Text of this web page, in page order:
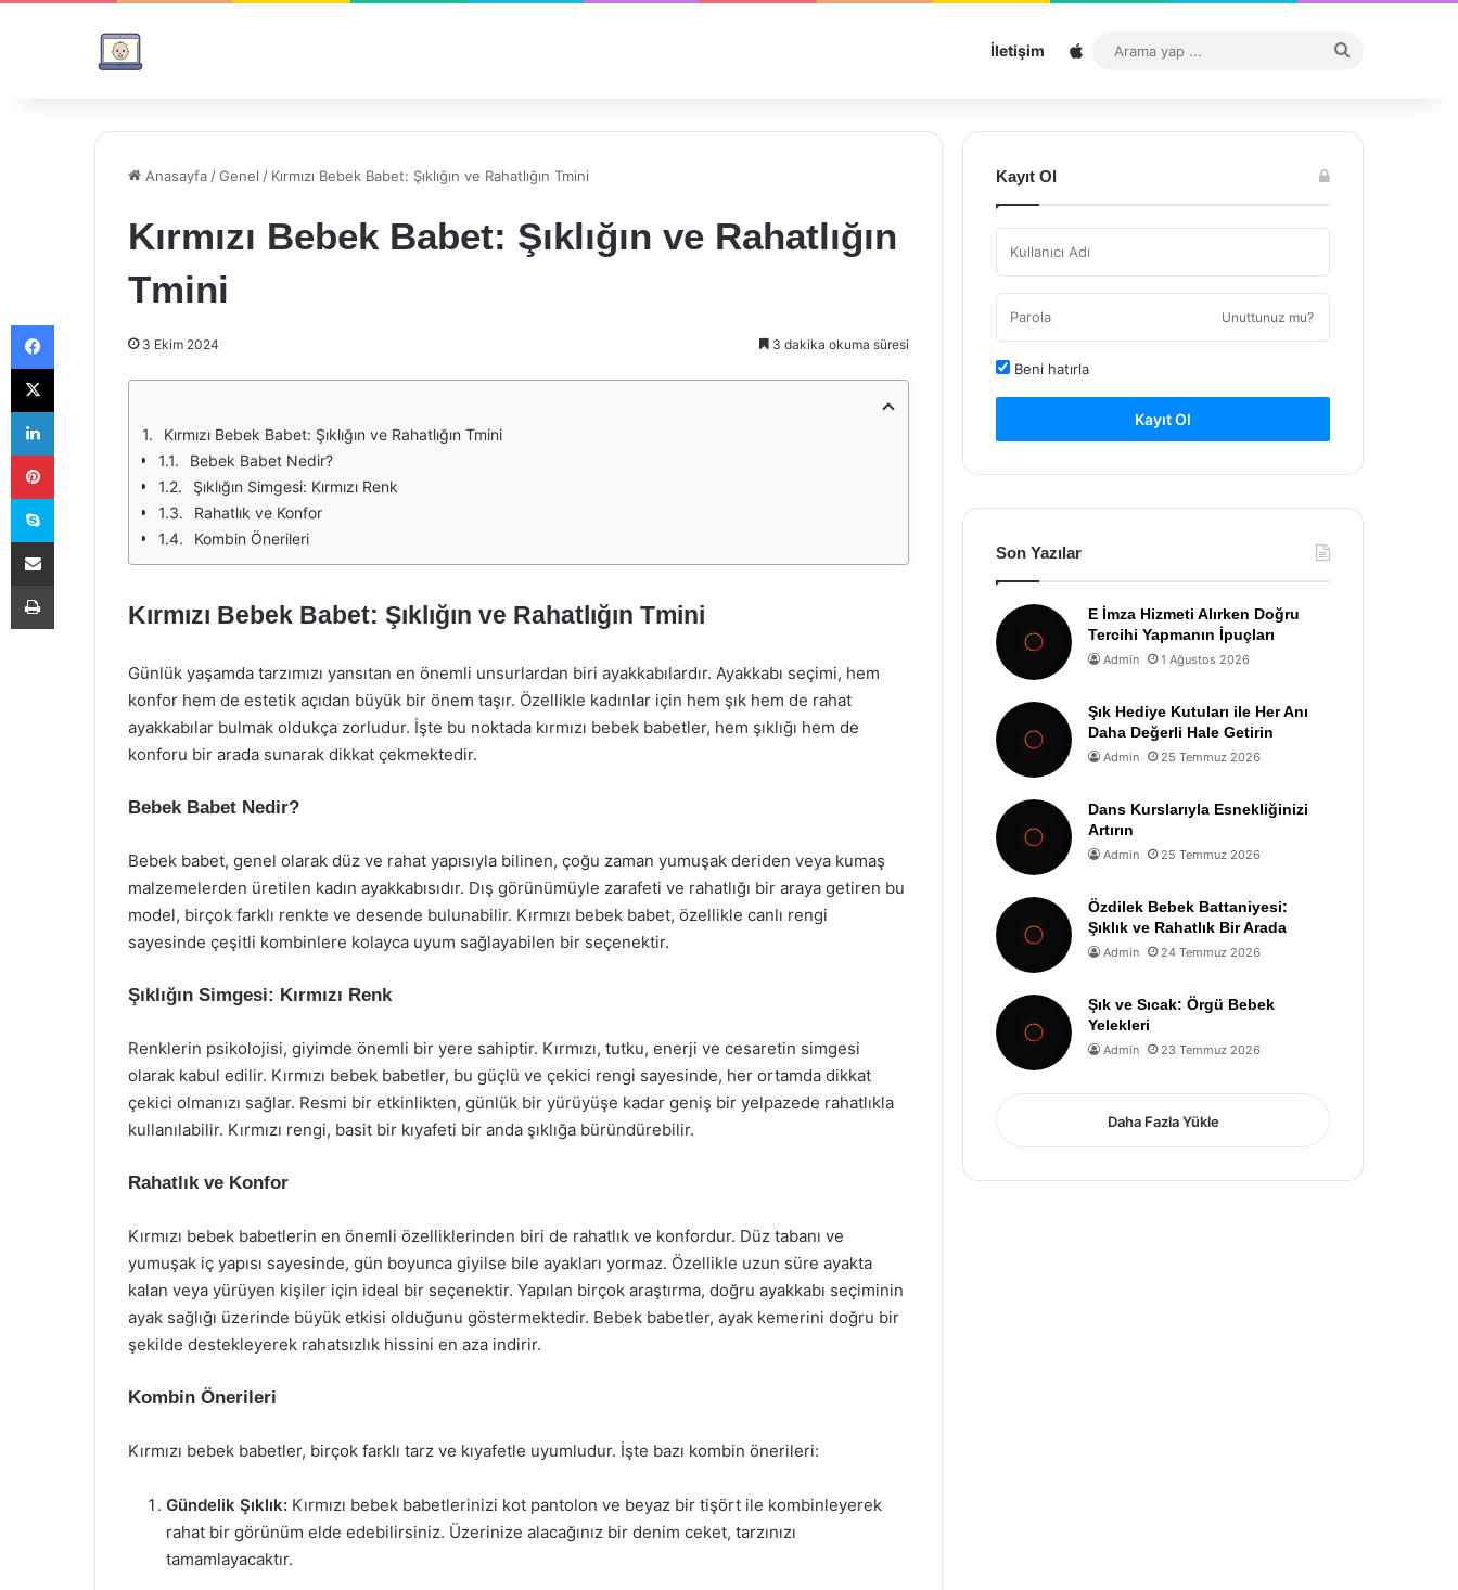
İletişim Sitemap
...
Anasayfa /Genel / Kırmızı Bebek Babet: Şıklığın ve Rahatlığın Tmini
Kırmızı Bebek Babet: Şıklığın ve Rahatlığın
Tmini
3 Ekim 2024 3 dakika okuma süresi
Kırmızı Bebek Babet: Şıklığın ve Rahatlığın Tmini
Bebek Babet Nedir?
Şıklığın Simgesi: Kırmızı Renk
Rahatlık ve Konfor
Kombin Önerileri
Kırmızı Bebek Babet: Şıklığın ve Rahatlığın Tmini
Günlük yaşamda tarzımızı yansıtan en önemli unsurlardan biri ayakkabılardır. Ayakkabı seçimi, hem
konfor hem de estetik açıdan büyük bir önem taşır. Özellikle kadınlar için hem şık hem de rahat
ayakkabılar bulmak oldukça zorludur. İşte bu noktada kırmızı bebek babetler, hem şıklığı hem de
konforu bir arada sunarak dikkat çekmektedir.
Bebek Babet Nedir?
Bebek babet, genel olarak düz ve rahat yapısıyla bilinen, çoğu zaman yumuşak deriden veya kumaş
malzemelerden üretilen kadın ayakkabısıdır. Dış görünümüyle zarafeti ve rahatlığı bir araya getiren bu
model, birçok farklı renkte ve desende bulunabilir. Kırmızı bebek babet, özellikle canlı rengi
sayesinde çeşitli kombinlere kolayca uyum sağlayabilen bir seçenektir.
Şıklığın Simgesi: Kırmızı Renk
Renklerin psikolojisi, giyimde önemli bir yere sahiptir. Kırmızı, tutku, enerji ve cesaretin simgesi
olarak kabul edilir. Kırmızı bebek babetler, bu güçlü ve çekici rengi sayesinde, her ortamda dikkat
çekici olmanızı sağlar. Resmi bir etkinlikten, günlük bir yürüyüşe kadar geniş bir yelpazede rahatlıkla
kullanılabilir. Kırmızı rengi, basit bir kıyafeti bir anda şıklığa büründürebilir.
Rahatlık ve Konfor
Kırmızı bebek babetlerin en önemli özelliklerinden biri de rahatlık ve konfordur. Düz tabanı ve
yumuşak iç yapısı sayesinde, gün boyunca giyilse bile ayakları yormaz. Özellikle uzun süre ayakta
kalan veya yürüyen kişiler için ideal bir seçenektir. Yapılan birçok araştırma, doğru ayakkabı seçiminin
ayak sağlığı üzerinde büyük etkisi olduğunu göstermektedir. Bebek babetler, ayak kemerini doğru bir
şekilde destekleyerek rahatsızlık hissini en aza indirir.
Kombin Önerileri
Kırmızı bebek babetler, birçok farklı tarz ve kıyafetle uyumludur. İşte bazı kombin önerileri:
Gündelik Şıklık: Kırmızı bebek babetlerinizi kot pantolon ve beyaz bir tişört ile kombinleyerek
rahat bir görünüm elde edebilirsiniz. Üzerinize alacağınız bir denim ceket, tarzınızı
tamamlayacaktır.
Kayıt Ol
Unuttunuz mu?
Beni hatırla
Kayıt Ol
Son Yazılar
E İmza Hizmeti Alırken Doğru
Tercihi Yapmanın İpuçları
Admin 1 Ağustos 2026
Şık Hediye Kutuları ile Her Anı
Daha Değerli Hale Getirin
Admin 25 Temmuz 2026
Dans Kurslarıyla Esnekliğinizi
Artırın
Admin 25 Temmuz 2026
Özdilek Bebek Battaniyesi:
Şıklık ve Rahatlık Bir Arada
Admin 24 Temmuz 2026
Şık ve Sıcak: Örgü Bebek
Yelekleri
Admin 23 Temmuz 2026
Daha Fazla Yükle
Facebook
X
LinkedIn
Pinterest
Skype
E-Posta ile paylaş